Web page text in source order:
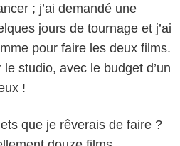
; j’ai demandé une
jours de tournage et j’ai
pour faire les deux films.
studio, avec le budget d’un
!
que je rêverais de faire ?